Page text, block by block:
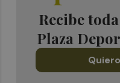
Recibe
Plaza